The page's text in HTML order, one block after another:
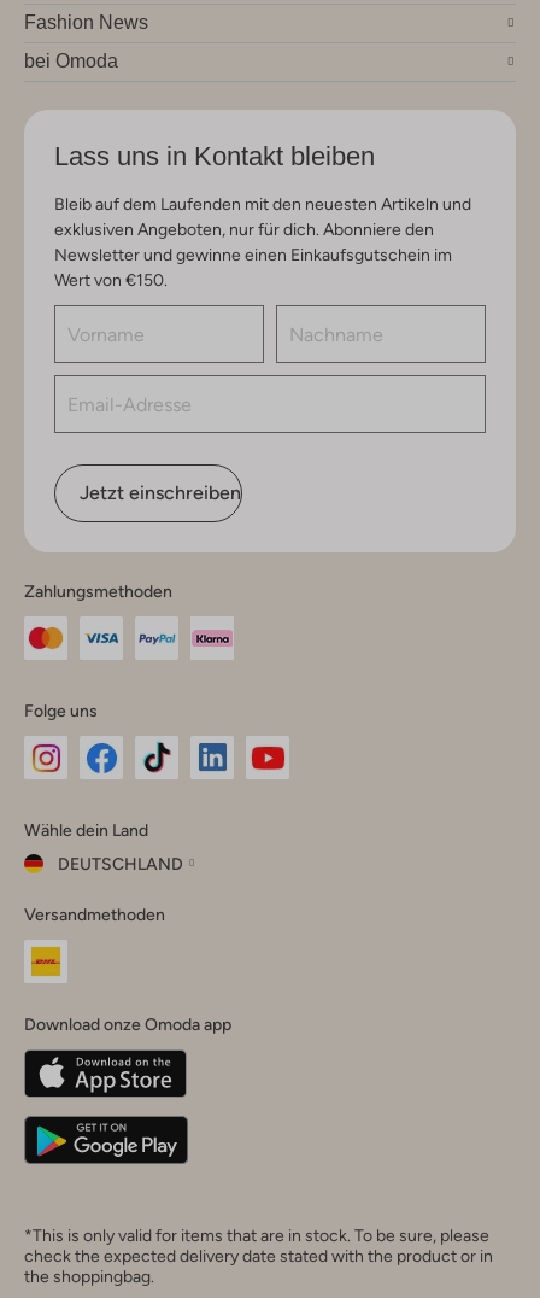
Fashion News
bei Omoda
Lass uns in Kontakt bleiben
Bleib auf dem Laufenden mit den neuesten Artikeln und
exklusiven Angeboten, nur für dich. Abonniere den
Newsletter und gewinne einen Einkaufsgutschein im
Wert von €150.
Jetzt einschreiben
Zahlungsmethoden
Folge uns
Instagram
Facebook
TikTok
Wähle dein Land
DEUTSCHLAND
dein
Land
Belgique(Français)
Deutschland
Versandmethoden
Download onze Omoda app
*This is only valid for items that are in stock. To be sure, please
check the expected delivery date stated with the product or in
the shoppingbag.